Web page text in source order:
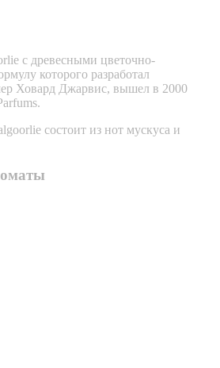
с древесными цветочно-
которого разработал
Ховард Джарвис, вышел в 2000
состоит из нот мускуса и